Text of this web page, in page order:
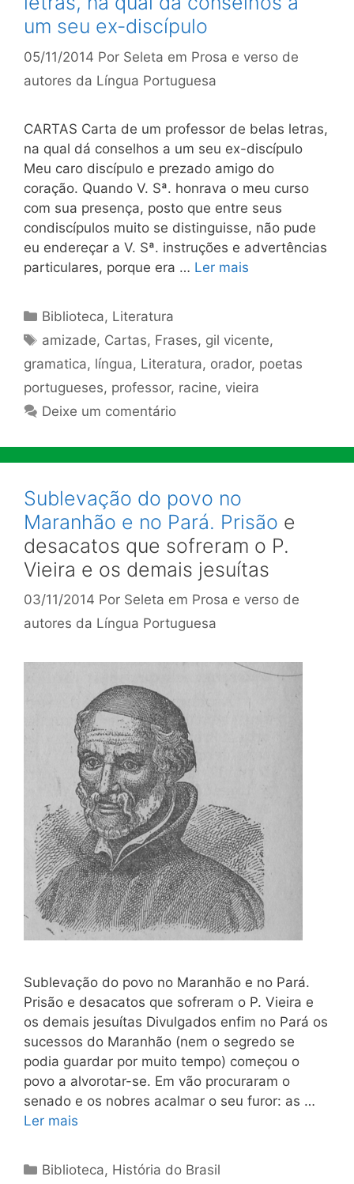
um seu ex-discípulo
05/11/2014 Por Seleta em Prosa e verso de
autores da Língua Portuguesa
CARTAS Carta de um professor de belas letras,
na qual dá conselhos a um seu ex-discípulo
Meu caro discípulo e prezado amigo do
coração. Quando V. Sª. honrava o meu curso
com sua presença, posto que entre seus
condiscípulos muito se distinguisse, não pude
eu endereçar a V. Sª. instruções e advertências
particulares, porque era … Ler mais
Categorias
Biblioteca, Literatura
Tags
amizade, Cartas, Frases, gil vicente,
gramatica, língua, Literatura, orador, poetas
portugueses, professor, racine, vieira
Deixe um comentário
Sublevação do povo no
Maranhão e no Pará. Prisão e
desacatos que sofreram o P.
Vieira e os demais jesuítas
03/11/2014 Por Seleta em Prosa e verso de
autores da Língua Portuguesa
Sublevação do povo no Maranhão e no Pará.
Prisão e desacatos que sofreram o P. Vieira e
os demais jesuítas Divulgados enfim no Pará os
sucessos do Maranhão (nem o segredo se
podia guardar por muito tempo) começou o
povo a al­vorotar-se. Em vão procuraram o
senado e os nobres acalmar o seu furor: as …
Ler mais
Categorias
Biblioteca, História do Brasil